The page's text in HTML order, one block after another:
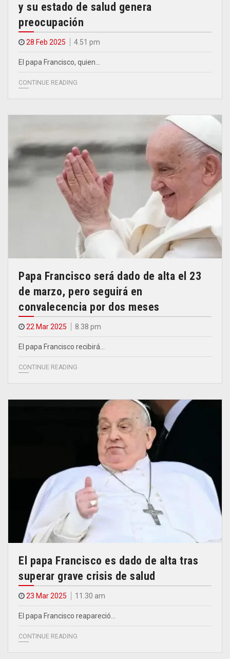
y su estado de salud genera
preocupación
28 Feb 2025 4.51 pm
El papa Francisco, quien…
CONTINUE READING
Papa Francisco será dado de alta el 23
de marzo, pero seguirá en
convalecencia por dos meses
22 Mar 2025 8.38 pm
El papa Francisco recibirá…
CONTINUE READING
El papa Francisco es dado de alta tras
superar grave crisis de salud
23 Mar 2025 11.30 am
El papa Francisco reapareció…
CONTINUE READING